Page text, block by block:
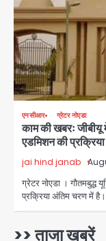
एनसीआर ग्रेटर नोएडा
काम की खबरः
एडमिशन की प्रक्रिया
jai hind janab
ग्रेटर नोएडा । गौतमबुद्ध
प्रक्रिया अंतिम चरण में
>> ताजा खबरें
3
4